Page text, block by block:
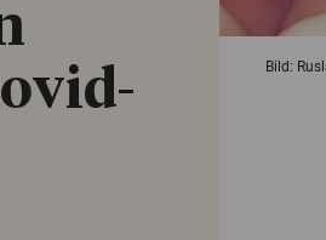
Bild: